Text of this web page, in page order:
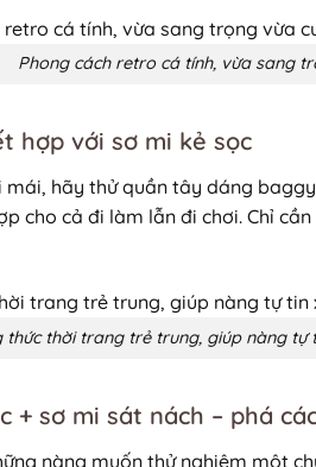
Phong cách retro cá tính, vừa sang
hợp với sơ mi kẻ sọc
mái, hãy thử quần tây dáng
cho cả đi làm lẫn đi chơi. Chỉ
thức thời trang trẻ trung, giúp nàng tự
+ sơ mi sát nách – phá
nàng muốn thử nghiệm một